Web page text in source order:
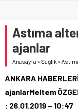
Astıma
ajanlar
Anasayfa » Sağlık »
ANKARA
ajanlarMeltem
: 26.01.2019 – 10:47